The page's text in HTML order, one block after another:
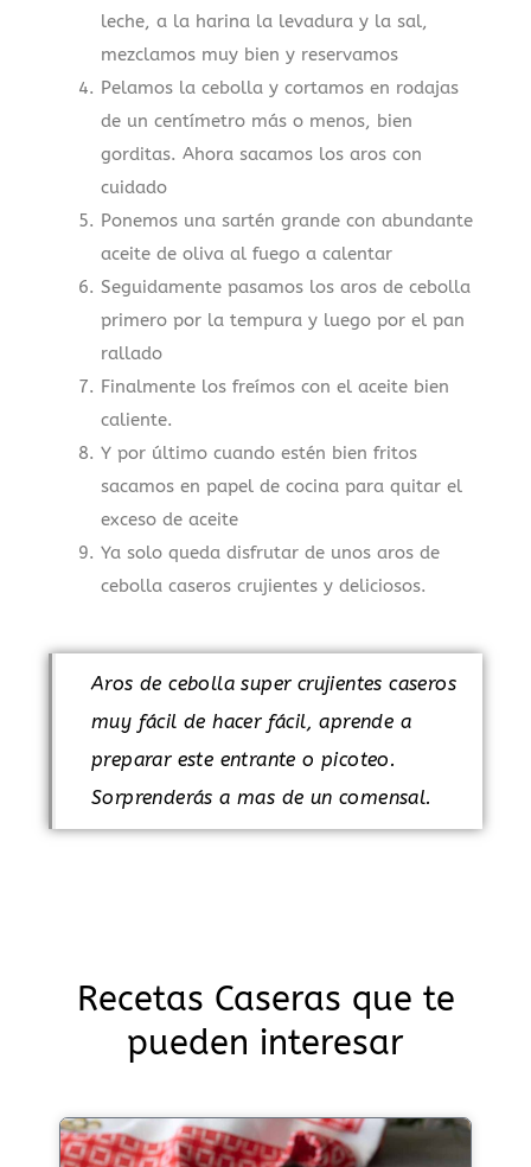
leche, a la harina la levadura y la sal,
mezclamos muy bien y reservamos
Pelamos la cebolla y cortamos en rodajas
de un centímetro más o menos, bien
gorditas. Ahora sacamos los aros con
cuidado
Ponemos una sartén grande con abundante
aceite de oliva al fuego a calentar
Seguidamente pasamos los aros de cebolla
primero por la tempura y luego por el pan
rallado
Finalmente los freímos con el aceite bien
caliente.
Y por último cuando estén bien fritos
sacamos en papel de cocina para quitar el
exceso de aceite
Ya solo queda disfrutar de unos aros de
cebolla caseros crujientes y deliciosos.
Aros de cebolla super crujientes caseros
muy fácil de hacer fácil, aprende a
preparar este entrante o picoteo.
Sorprenderás a mas de un comensal.
Recetas Caseras que te
pueden interesar